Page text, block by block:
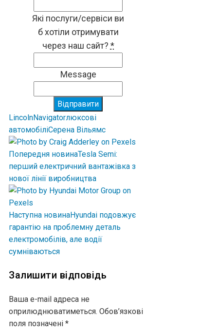
Які послуги/сервіси ви
б хотіли отримувати
через наш сайт? *
Message
Відправити
LincolnNavigatorлюксові
автомобіліСерена Вільямс
Попередня новинаTesla Semi:
перший електричний вантажівка з
нової лінії виробництва
Наступна новинаHyundai подовжує
гарантію на проблемну деталь
електромобілів, але водії
сумніваються
Залишити відповідь
Ваша e-mail адреса не
оприлюднюватиметься. Обов’язкові
поля позначені *